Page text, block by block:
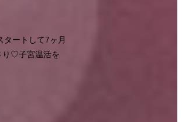
タートして7ヶ月
り♡子宮温活を